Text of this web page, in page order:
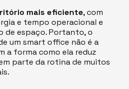
mais eficiente, com
e tempo operacional e
de espaço. Portanto, o
umsmart office não é a
a forma como ela reduz
parte da rotina de muitos